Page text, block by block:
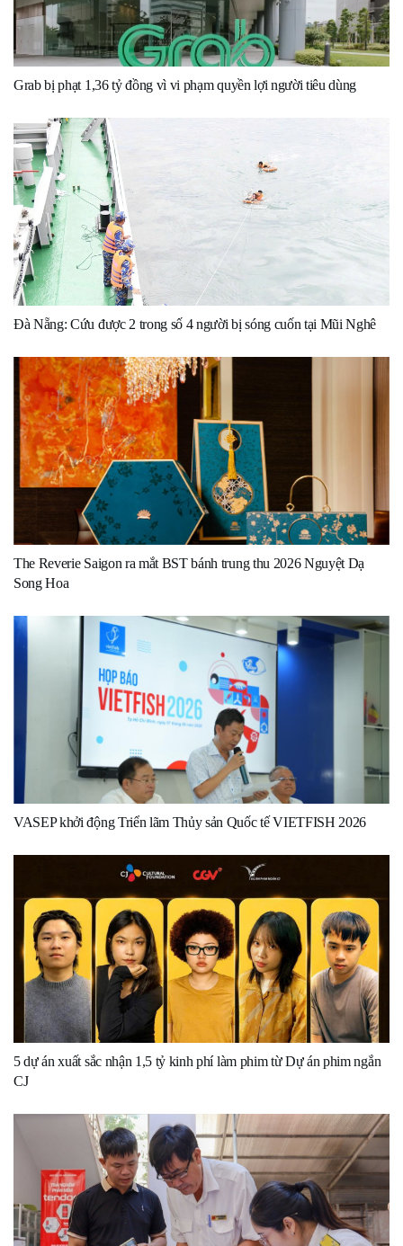
Grab bị phạt 1,36 tỷ đồng vì vi phạm quyền lợi người tiêu dùng
Đà Nẵng: Cứu được 2 trong số 4 người bị sóng cuốn tại Mũi Nghê
The Reverie Saigon ra mắt BST bánh trung thu 2026 Nguyệt Dạ
Song Hoa
VASEP khởi động Triển lãm Thủy sản Quốc tế VIETFISH 2026
5 dự án xuất sắc nhận 1,5 tỷ kinh phí làm phim từ Dự án phim ngắn
CJ